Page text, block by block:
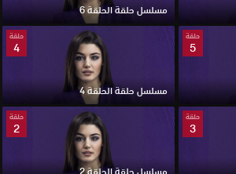
مسلسل حلقة الحلقة 6
حلقة
5
حلقة
4
مسلسل حلقة الحلقة 4
حلقة
3
حلقة
2